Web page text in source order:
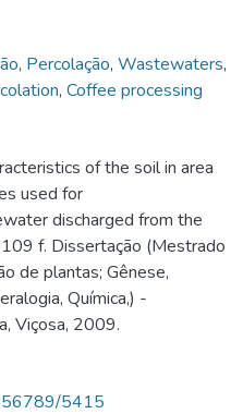
, Percolação, Wastewaters,
, Coffee processing
of the soil in area
used for
discharged from the
f. Dissertação (Mestrado
de plantas; Gênese,
Química,) -
Viçosa, 2009.
5415